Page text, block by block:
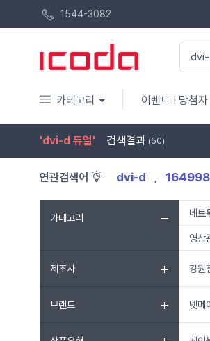
1544-3082
카테고리 이벤트 I 당첨자
'dvi-d 듀얼' 검색결과 (50)
연관검색어 dvi-d
카테고리 네
영상
제조사 강원
브랜드 넷메